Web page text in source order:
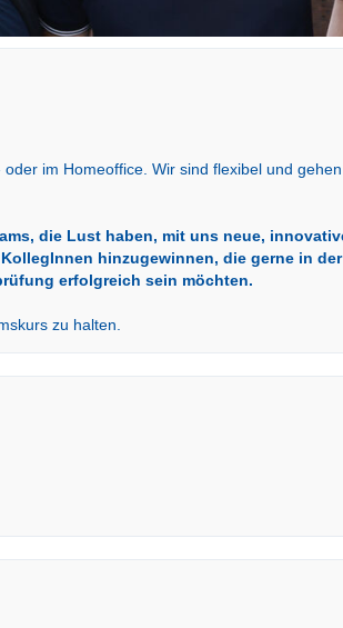
im Homeoffice. Wir sind flexibel und
die Lust haben, mit uns neue,
hinzugewinnen, die gerne in der
erfolgreich sein möchten.
zu halten.